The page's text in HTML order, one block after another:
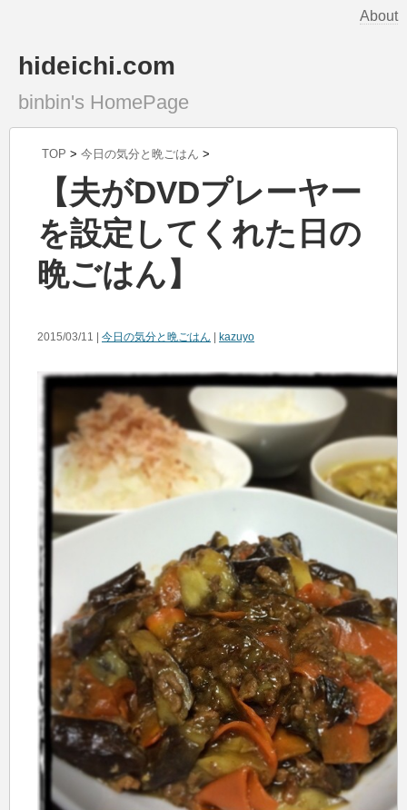
About
hideichi.com
binbin's HomePage
TOP > 今日の気分と晩ごはん >
【夫がDVDプレーヤー
を設定してくれた日の
晩ごはん】
2015/03/11 | 今日の気分と晩ごはん kazuyo